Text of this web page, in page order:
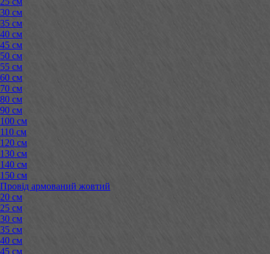
30 см
35 см
40 см
45 см
50 см
55 см
60 см
70 см
80 см
90 см
100 см
110 см
120 см
130 см
140 см
150 см
Провід армований жовтий
20 см
25 см
30 см
35 см
40 см
45 см